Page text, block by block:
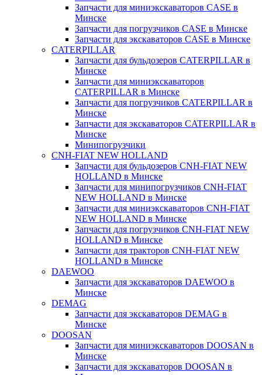
Запчасти для миниэкскаваторов CASE в
Минске
Запчасти для погрузчиков CASE в Минске
Запчасти для экскаваторов CASE в Минске
CATERPILLAR
Запчасти для бульдозеров CATERPILLAR в
Минске
Запчасти для миниэкскаваторов
CATERPILLAR в Минске
Запчасти для погрузчиков CATERPILLAR в
Минске
Запчасти для экскаваторов CATERPILLAR в
Минскe
Минипогрузчики
CNH-FIAT NEW HOLLAND
Запчасти для бульдозеров CNH-FIAT NEW
HOLLAND в Минске
Запчасти для минипогрузчиков CNH-FIAT
NEW HOLLAND в Минске
Запчасти для миниэкскаваторов CNH-FIAT
NEW HOLLAND в Минске
Запчасти для погрузчиков CNH-FIAT NEW
HOLLAND в Минске
Запчасти для тракторов CNH-FIAT NEW
HOLLAND в Минске
DAEWOO
Запчасти для экскаваторов DAEWOO в
Минске
DEMAG
Запчасти для экскаваторов DEMAG в
Минске
DOOSAN
Запчасти для миниэкскаваторов DOOSAN в
Минске
Запчасти для экскаваторов DOOSAN в